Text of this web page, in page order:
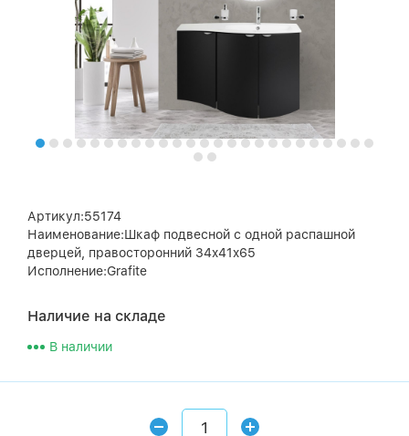
Артикул:55174
Наименование:Шкаф подвесной с одной распашной
дверцей, правосторонний 34x41x65
Исполнение:Grafite
Наличие на складе
В наличии